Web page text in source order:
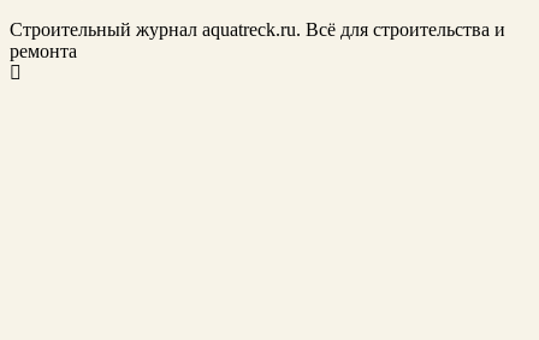
Строительный журнал aquatreck.ru. Всё для строительства и
ремонта